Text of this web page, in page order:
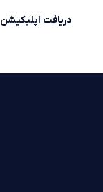
دریافت اپلیکیشن